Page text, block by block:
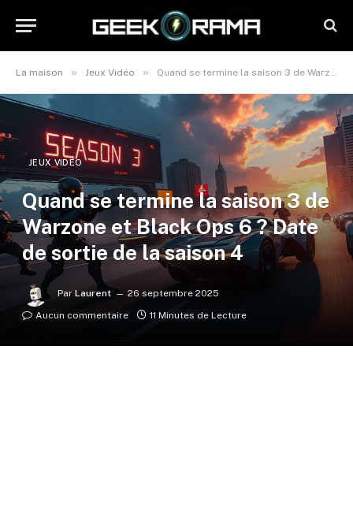
La maison » Jeux Vidéo » Quand se termine la saison 3 de Warzone et Black Ops 6 ? Date de sortie de la saison 4
JEUX VIDÉO
Quand se termine la saison 3 de
Warzone et Black Ops 6 ? Date
de sortie de la saison 4
Par Laurent
26 septembre 2025
Aucun commentaire
11 Minutes de Lecture